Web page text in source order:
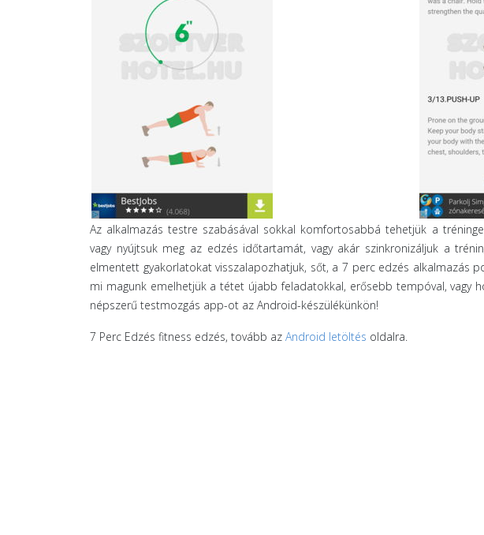
Az alkalmazás testre szabásával sokkal komfortosabbá tehetjük a
vagy nyújtsuk meg az edzés időtartamát, vagy akár szinkronizáljuk a
elmentett gyakorlatokat visszalapozhatjuk, sőt, a 7 perc edzés alkalmazás
mi magunk emelhetjük a tétet újabb feladatokkal, erősebb tempóval, vagy
népszerű testmozgás app-ot az Android-készülékünkön!
7 Perc Edzés fitness edzés, tovább az Android letöltés oldalra.